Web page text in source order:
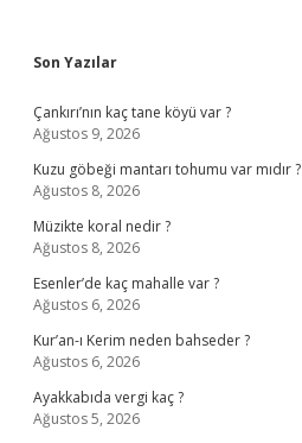
Sidebar
Son Yazılar
Çankırı’nın kaç tane köyü var ?
Ağustos 9, 2026
Kuzu göbeği mantarı tohumu var mıdır ?
Ağustos 8, 2026
Müzikte koral nedir ?
Ağustos 8, 2026
Esenler’de kaç mahalle var ?
Ağustos 6, 2026
Kur’an-ı Kerim neden bahseder ?
Ağustos 6, 2026
Ayakkabıda vergi kaç ?
Ağustos 5, 2026